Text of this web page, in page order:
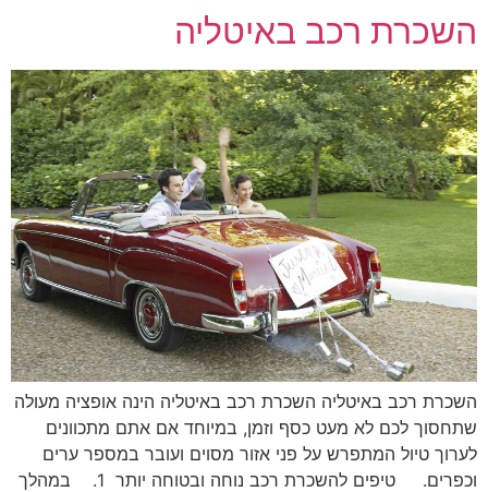
השכרת רכב באיטליה
השכרת רכב באיטליה השכרת רכב באיטליה הינה אופציה מעולה
שתחסוך לכם לא מעט כסף וזמן, במיוחד אם אתם מתכוונים
לערוך טיול המתפרש על פני אזור מסוים ועובר במספר ערים
וכפרים. טיפים להשכרת רכב נוחה ובטוחה יותר 1. במהלך